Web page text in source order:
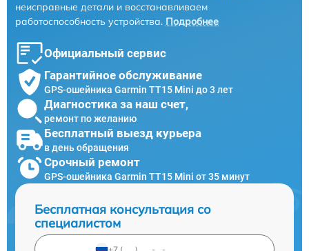
неисправные детали и восстанавливаем
работоспособность устройства. Подробнее
Официальный сервис
Гарантийное обслуживание
GPS-ошейника Garmin TT15 Mini до 3 лет
Диагностика за наш счет,
ремонт по желанию
Бесплатный выезд курьера
в день обращения
Срочный ремонт
GPS-ошейника Garmin TT15 Mini от 35 минут
Бесплатная консультация со
специалистом